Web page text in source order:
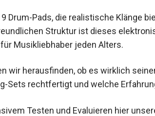
Drum-Pads, die realistische Klänge
Struktur ist dieses
Musikliebhaber jeden Alters.
wir herausfinden, ob es wirklich
Sets rechtfertigt und welche
Testen und Evaluieren hier